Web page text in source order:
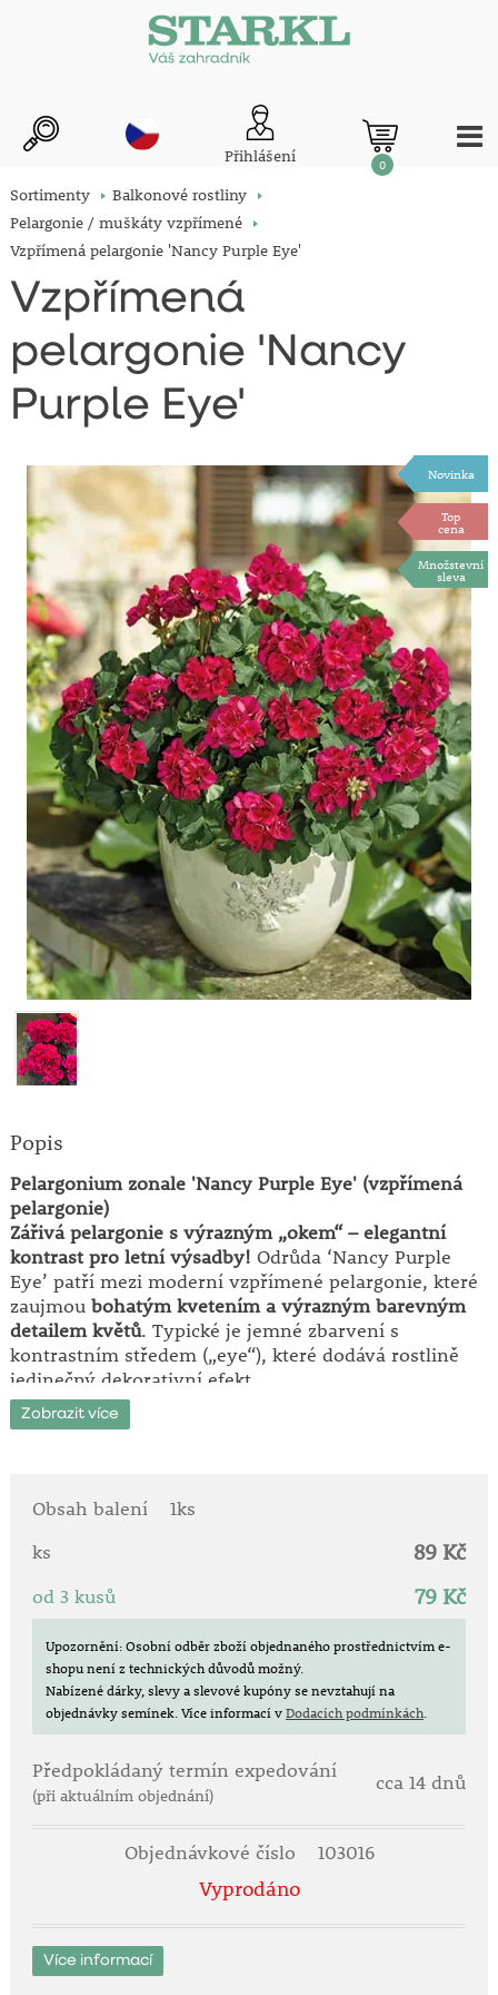
Přihlášení 0
Sortimenty
Balkonové rostliny
Pelargonie / muškáty vzpřímené
Vzpřímená pelargonie 'Nancy Purple Eye'
Vzpřímená
pelargonie 'Nancy
Purple Eye'
Novinka
Top
cena
Množstevní
sleva
Popis
Pelargonium zonale 'Nancy Purple Eye' (vzpřímená
pelargonie)
Zářivá pelargonie s výrazným „okem“ – elegantní
kontrast pro letní výsadby! Odrůda ‘Nancy Purple
Eye’ patří mezi moderní vzpřímené pelargonie, které
zaujmou bohatým kvetením a výrazným barevným
detailem květů. Typické je jemné zbarvení s
kontrastním středem („eye“), které dodává rostlině
jedinečný dekorativní efekt.
Hlavní přednosti:
• kompaktní a vzpřímený růst
• vysoká odolnost v balkonových výsadbách
Botanická charakteristika:
Pelargonium zonale ‘Nancy Purple Eye’ je vzpřímeně
rostoucí balkonová rostlina s pevným růstem a
hustým olistěním. Dorůstá obvykle do kompaktní
výšky vhodné pro truhlíky a nádoby, kde vytváří
Doba kvetení:
Stanoviště a půda:
(ideální pro intenzivní kvetení)
• vhodná do truhlíků, květináčů i záhonových nádob
Zobrazit více
Obsah balení
1ks
ks
89 Kč
od 3 kusů 79 Kč
Upozornění: Osobní odběr zboží objednaného prostřednictvím e-
shopu není z technických důvodů možný.
Nabízené dárky, slevy a slevové kupóny se nevztahují na
objednávky semínek.Více informací vDodacích podmínkách.
Předpokládaný termín expedování
(při aktuálním objednání)
cca 14 dnů
Objednávkové číslo 103016
Vyprodáno
Více informací